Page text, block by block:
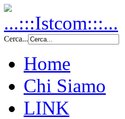
Cerca...
Home
Chi Siamo
LINK